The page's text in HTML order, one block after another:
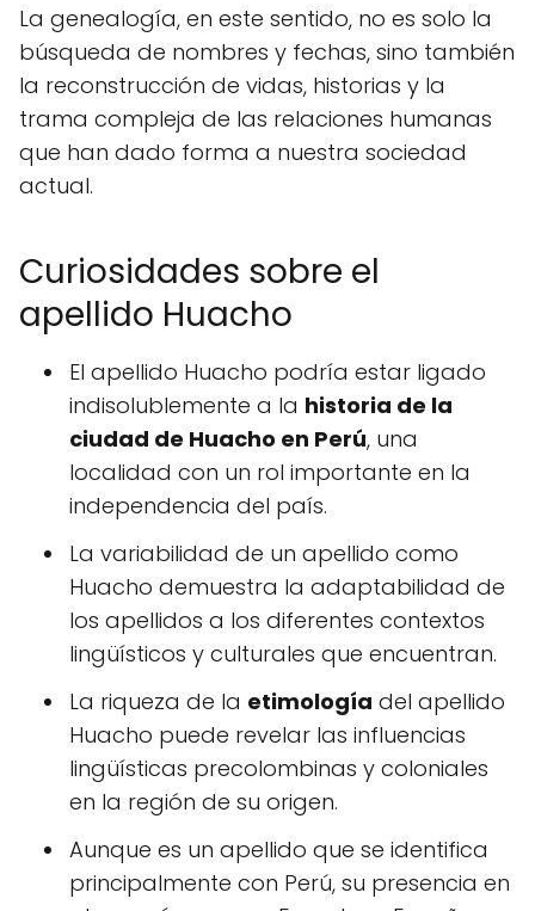
La genealogía, en este sentido, no es solo la
búsqueda de nombres y fechas, sino también
la reconstrucción de vidas, historias y la
trama compleja de las relaciones humanas
que han dado forma a nuestra sociedad
actual.
Curiosidades sobre el
apellido Huacho
El apellido Huacho podría estar ligado
indisolublemente a la historia de la
ciudad de Huacho en Perú, una
localidad con un rol importante en la
independencia del país.
La variabilidad de un apellido como
Huacho demuestra la adaptabilidad de
los apellidos a los diferentes contextos
lingüísticos y culturales que encuentran.
La riqueza de la etimología del apellido
Huacho puede revelar las influencias
lingüísticas precolombinas y coloniales
en la región de su origen.
Aunque es un apellido que se identifica
principalmente con Perú, su presencia en